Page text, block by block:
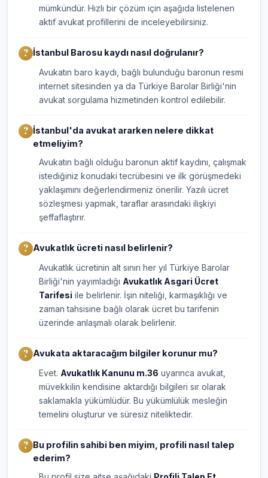
mümkündür. Hızlı bir çözüm için aşağıda listelenen
aktif avukat profillerini de inceleyebilirsiniz.
İstanbul Barosu kaydı nasıl doğrulanır?
Avukatın baro kaydı, bağlı bulunduğu baronun resmi
internet sitesinden ya da Türkiye Barolar Birliği'nin
avukat sorgulama hizmetinden kontrol edilebilir.
İstanbul'da avukat ararken nelere dikkat
etmeliyim?
Avukatın bağlı olduğu baronun aktif kaydını, çalışmak
istediğiniz konudaki tecrübesini ve ilk görüşmedeki
yaklaşımını değerlendirmeniz önerilir. Yazılı ücret
sözleşmesi yapmak, taraflar arasındaki ilişkiyi
şeffaflaştırır.
Avukatlık ücreti nasıl belirlenir?
Avukatlık ücretinin alt sınırı her yıl Türkiye Barolar
Birliği'nin yayımladığı Avukatlık Asgari Ücret
Tarifesi ile belirlenir. İşin niteliği, karmaşıklığı ve
zaman tahsisine bağlı olarak ücret bu tarifenin
üzerinde anlaşmalı olarak belirlenir.
Avukata aktaracağım bilgiler korunur mu?
Evet. Avukatlık Kanunu m.36 uyarınca avukat,
müvekkilin kendisine aktardığı bilgileri sır olarak
saklamakla yükümlüdür. Bu yükümlülük mesleğin
temelini oluşturur ve süresiz niteliktedir.
Bu profilin sahibi ben miyim, profili nasıl talep
ederim?